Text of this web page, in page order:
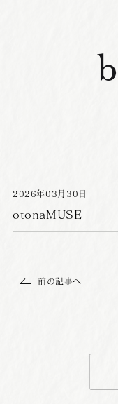
2026年03 月 30 日
otonaMUSE
前の記事へ